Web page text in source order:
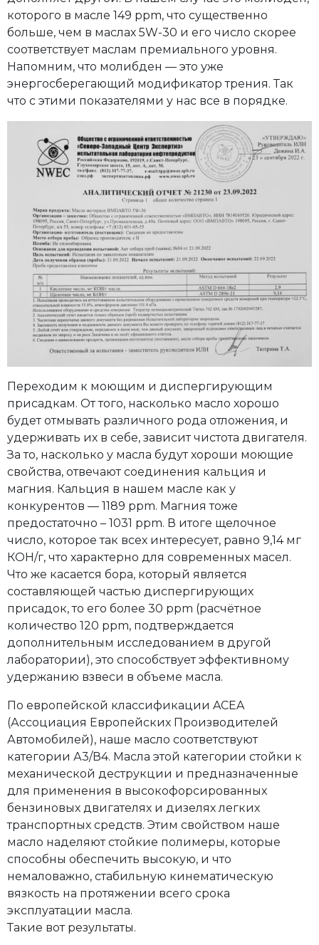
которого в масле 149 ppm, что существенно
больше, чем в маслах 5W-30 и его число скорее
соответствует маслам премиального уровня.
Напомним, что молибден — это уже
энергосберегающий модификатор трения. Так
что с этими показателями у нас все в порядке.
Переходим к моющим и диспергирующим
присадкам. От того, насколько масло хорошо
будет отмывать различного рода отложения, и
удерживать их в себе, зависит чистота двигателя.
За то, насколько у масла будут хороши моющие
свойства, отвечают соединения кальция и
магния. Кальция в нашем масле как у
конкурентов — 1189 ppm. Магния тоже
предостаточно – 1031 ppm. В итоге щелочное
число, которое так всех интересует, равно 9,14 мг
КОН/г, что характерно для современных масел.
Что же касается бора, который является
составляющей частью диспергирующих
присадок, то его более 30 ppm (расчётное
количество 120 ppm, подтверждается
дополнительным исследованием в другой
лаборатории), это способствует эффективному
удержанию взвеси в объеме масла.
По европейской классификации ACEA
(Ассоциация Европейских Производителей
Автомобилей), наше масло соответствуют
категории А3/В4. Масла этой категории стойки к
механической деструкции и предназначенные
для применения в высокофорсированных
бензиновых двигателях и дизелях легких
транспортных средств. Этим свойством наше
масло наделяют стойкие полимеры, которые
способны обеспечить высокую, и что
немаловажно, стабильную кинематическую
вязкость на протяжении всего срока
эксплуатации масла.
Такие вот результаты.